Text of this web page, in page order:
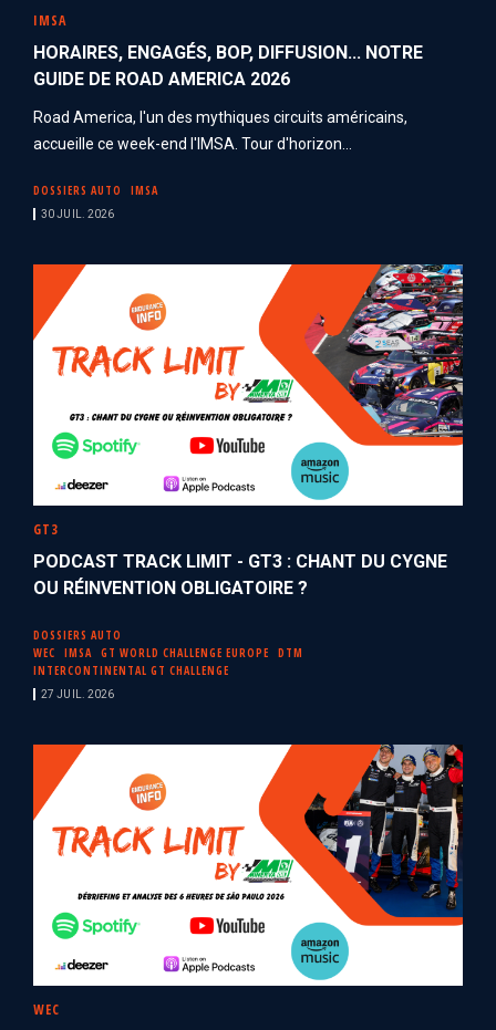
IMSA
HORAIRES, ENGAGÉS, BOP, DIFFUSION... NOTRE
GUIDE DE ROAD AMERICA 2026
Road America, l'un des mythiques circuits américains,
accueille ce week-end l'IMSA. Tour d'horizon...
DOSSIERS AUTO IMSA
30 JUIL. 2026
GT3
PODCAST TRACK LIMIT - GT3 : CHANT DU CYGNE
OU RÉINVENTION OBLIGATOIRE ?
DOSSIERS AUTO
WEC
IMSA GT WORLD CHALLENGE EUROPE
DTM
INTERCONTINENTAL GT CHALLENGE
27 JUIL. 2026
WEC